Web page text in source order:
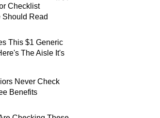
Checklist
Should Read
This $1 Generic
The Aisle It's
Never Check
Benefits